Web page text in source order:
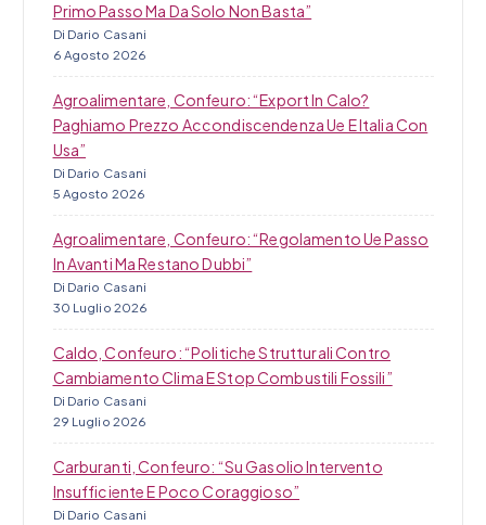
Primo Passo Ma Da Solo Non Basta”
Di Dario Casani
6 Agosto 2026
Agroalimentare, Confeuro: “Export In Calo?
Paghiamo Prezzo Accondiscendenza Ue E Italia Con
Usa”
Di Dario Casani
5 Agosto 2026
Agroalimentare, Confeuro: “Regolamento Ue Passo
In Avanti Ma Restano Dubbi”
Di Dario Casani
30 Luglio 2026
Caldo, Confeuro: “Politiche Strutturali Contro
Cambiamento Clima E Stop Combustili Fossili”
Di Dario Casani
29 Luglio 2026
Carburanti, Confeuro: “Su Gasolio Intervento
Insufficiente E Poco Coraggioso”
Di Dario Casani